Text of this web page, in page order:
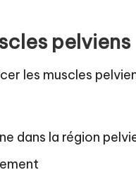
pelviens
les muscles
dans la région